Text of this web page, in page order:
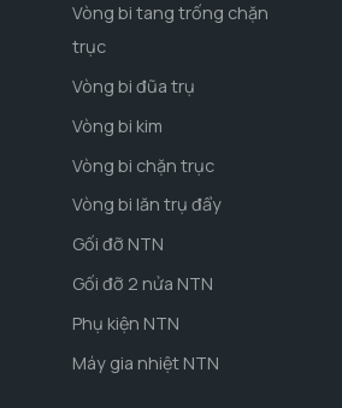
Vòng bi tang trống chặn
trục
Vòng bi đũa trụ
Vòng bi kim
Vòng bi chặn trục
Vòng bi lăn trụ đẩy
Gối đỡ NTN
Gối đỡ 2 nửa NTN
Phụ kiện NTN
Máy gia nhiệt NTN